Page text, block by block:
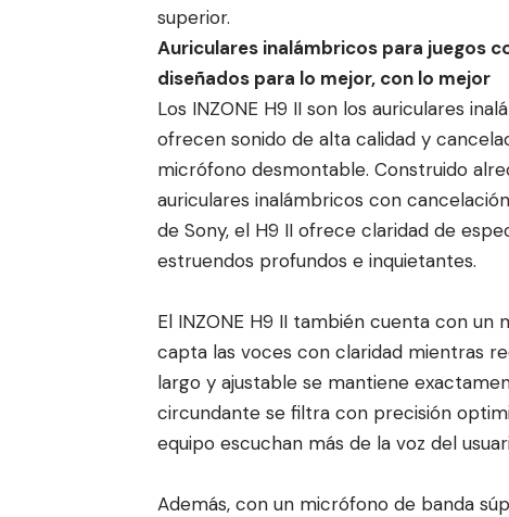
superior.
Auriculares inalámbricos para juegos
diseñados para lo mejor, con lo mejor
Los INZONE H9 II son los auriculares
ofrecen sonido de alta calidad y
micrófono desmontable. Construido
auriculares inalámbricos con
de Sony, el H9 II ofrece claridad de
estruendos profundos e inquietantes.
El INZONE H9 II también cuenta con
capta las voces con claridad mientras
largo y ajustable se mantiene
circundante se filtra con precisión
equipo escuchan más de la voz del
Además, con un micrófono de banda